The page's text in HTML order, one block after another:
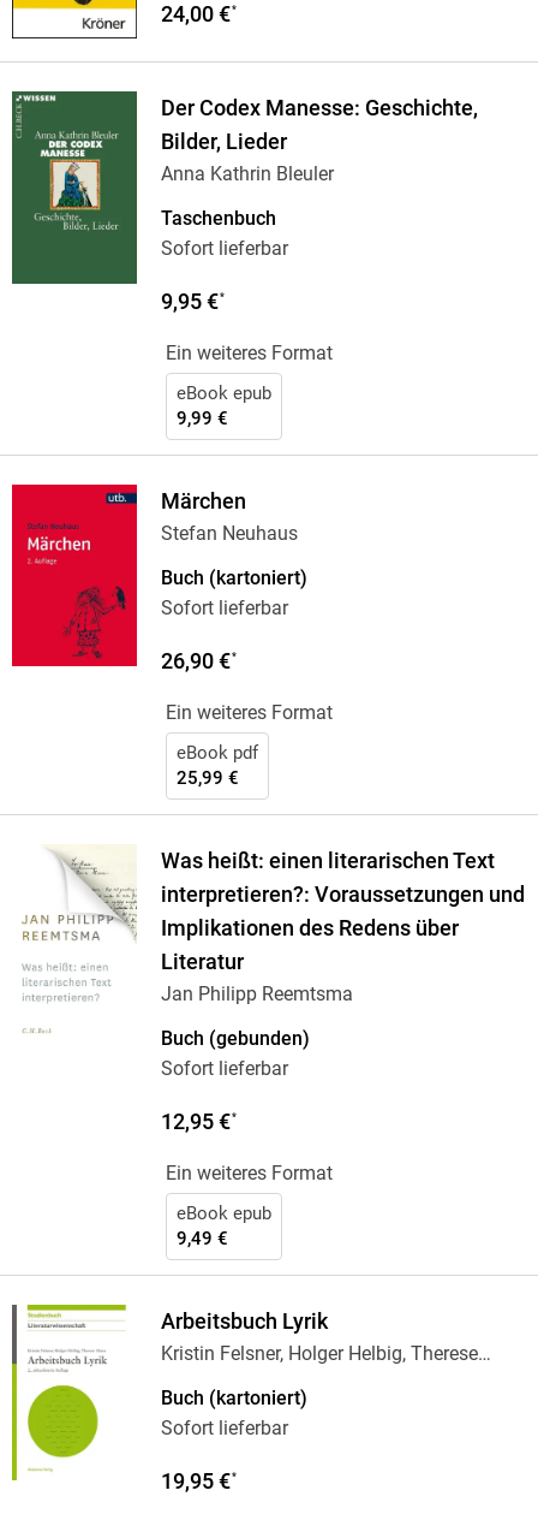
24,00 €*
Der Codex Manesse: Geschichte,
Bilder, Lieder
Anna Kathrin Bleuler
Taschenbuch
Sofort lieferbar
9,95 €*
Ein weiteres Format
eBook epub
9,99 €
Märchen
Stefan Neuhaus
Buch (kartoniert)
Sofort lieferbar
26,90 €*
Ein weiteres Format
eBook pdf
25,99 €
Was heißt: einen literarischen Text
interpretieren?: Voraussetzungen und
Implikationen des Redens über
Literatur
Jan Philipp Reemtsma
Buch (gebunden)
Sofort lieferbar
12,95 €*
Ein weiteres Format
eBook epub
9,49 €
Arbeitsbuch Lyrik
Kristin Felsner, Holger Helbig, Therese
Buch (kartoniert)
Sofort lieferbar
19,95 €*